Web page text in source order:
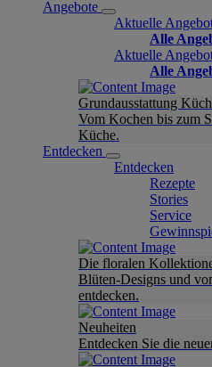
Angebote
Aktuelle
Alle
Aktuelle
Alle
Grundausstattung
Vom Kochen bis zum
Küche.
Entdecken
Entdecken
Rezepte
Stories
Service
Die floralen
Blüten-Designs und
entdecken.
Neuheiten
Entdecken Sie die